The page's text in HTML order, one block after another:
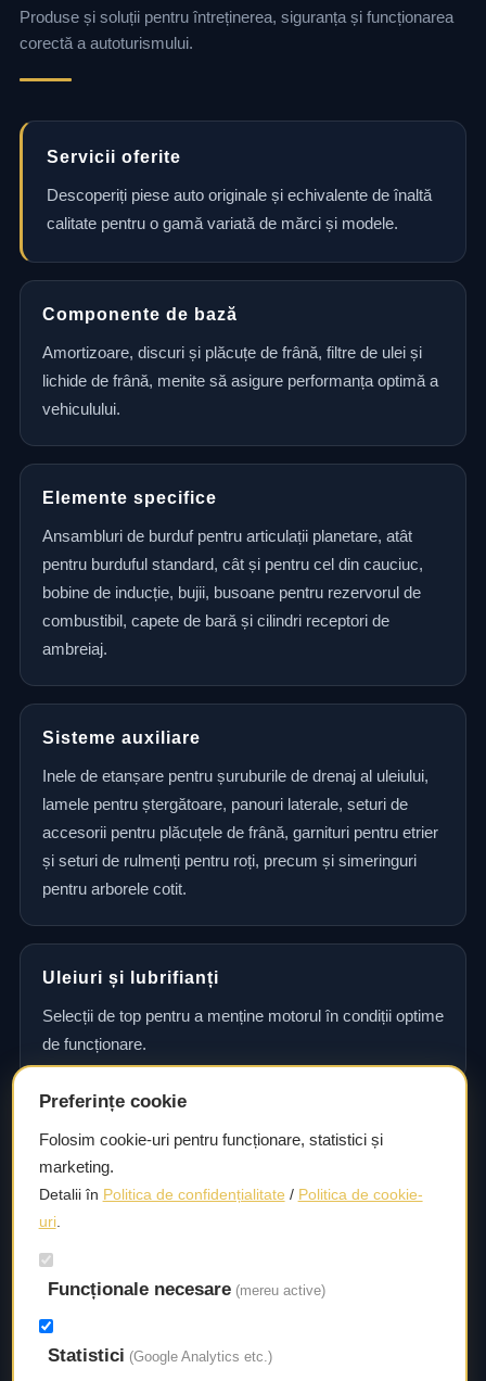
Produse și soluții pentru întreținerea, siguranța și funcționarea
corectă a autoturismului.
Servicii oferite
Descoperiți piese auto originale și echivalente de înaltă
calitate pentru o gamă variată de mărci și modele.
Componente de bază
Amortizoare, discuri și plăcuțe de frână, filtre de ulei și
lichide de frână, menite să asigure performanța optimă a
vehiculului.
Elemente specifice
Ansambluri de burduf pentru articulații planetare, atât
pentru burduful standard, cât și pentru cel din cauciuc,
bobine de inducție, bujii, busoane pentru rezervorul de
combustibil, capete de bară și cilindri receptori de
ambreiaj.
Sisteme auxiliare
Inele de etanșare pentru șuruburile de drenaj al uleiului,
lamele pentru ștergătoare, panouri laterale, seturi de
accesorii pentru plăcuțele de frână, garnituri pentru etrier
și seturi de rulmenți pentru roți, precum și simeringuri
pentru arborele cotit.
Uleiuri și lubrifianți
Selecții de top pentru a menține motorul în condiții optime
de funcționare.
Consultanță și asistență tehnică
Consultanță și asistență tehnică pentru alegerea pieselor
potrivite și efectuarea reparațiilor sau întreținerii corecte.
Livrare rapidă
Asigurăm un timp de livrare scurt, astfel încât să aveți
acces la piesele necesare fără întârzieri.
Preferințe cookie
Folosim cookie-uri pentru funcționare, statistici și
marketing.
Detalii în Politica de confidențialitate / Politica de cookie-
uri.
Funcționale necesare (mereu active)
Statistici (Google Analytics etc.)